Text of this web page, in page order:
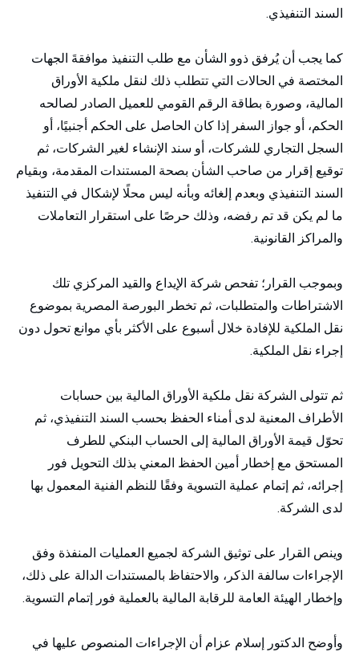
السند التنفيذي.
كما يجب أن يُرفق ذوو الشأن مع طلب التنفيذ موافقةَ الجهات
المختصة في الحالات التي تتطلب ذلك لنقل ملكية الأوراق
المالية، وصورة بطاقة الرقم القومي للعميل الصادر لصالحه
الحكم، أو جواز السفر إذا كان الحاصل على الحكم أجنبيًا، أو
السجل التجاري للشركات، أو سند الإنشاء لغير الشركات، ثم
توقيع إقرار من صاحب الشأن بصحة المستندات المقدمة، وبقيام
السند التنفيذي وبعدم إلغائه وبأنه ليس محلًا لإشكال في التنفيذ
ما لم يكن قد تم رفضه، وذلك حرصًا على استقرار التعاملات
والمراكز القانونية.
وبموجب القرار؛ تفحص شركة الإيداع والقيد المركزي تلك
الاشتراطات والمتطلبات، ثم تخطر البورصة المصرية بموضوع
نقل الملكية للإفادة خلال أسبوع على الأكثر بأي موانع تحول دون
إجراء نقل الملكية.
ثم تتولى الشركة نقل ملكية الأوراق المالية بين حسابات
الأطراف المعنية لدى أمناء الحفظ بحسب السند التنفيذي، ثم
تحوّل قيمة الأوراق المالية إلى الحساب البنكي للطرف
المستحق مع إخطار أمين الحفظ المعني بذلك التحويل فور
إجرائه، ثم إتمام عملية التسوية وفقًا للنظم الفنية المعمول بها
لدى الشركة.
وينص القرار على توثيق الشركة لجميع العمليات المنفذة وفق
الإجراءات سالفة الذكر، والاحتفاظ بالمستندات الدالة على ذلك،
وإخطار الهيئة العامة للرقابة المالية بالعملية فور إتمام التسوية.
وأوضح الدكتور إسلام عزام أن الإجراءات المنصوص عليها في